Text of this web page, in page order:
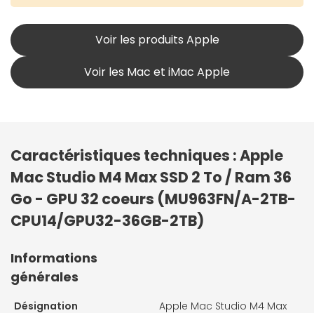
Voir les produits Apple
Voir les Mac et iMac Apple
Caractéristiques techniques : Apple
Mac Studio M4 Max SSD 2 To / Ram 36
Go - GPU 32 coeurs (MU963FN/A-2TB-
CPU14/GPU32-36GB-2TB)
Informations
générales
Désignation
Apple Mac Studio M4 Max